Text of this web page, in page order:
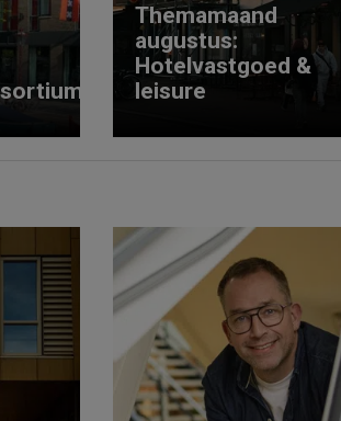
Themamaand
augustus:
Hotelvastgoed &
leisure